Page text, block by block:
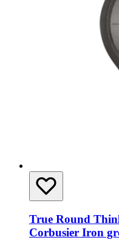
True Round
Corbusier Iron